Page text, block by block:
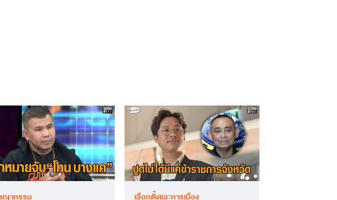
ญากรรม เลือกตั้งและการเมือง